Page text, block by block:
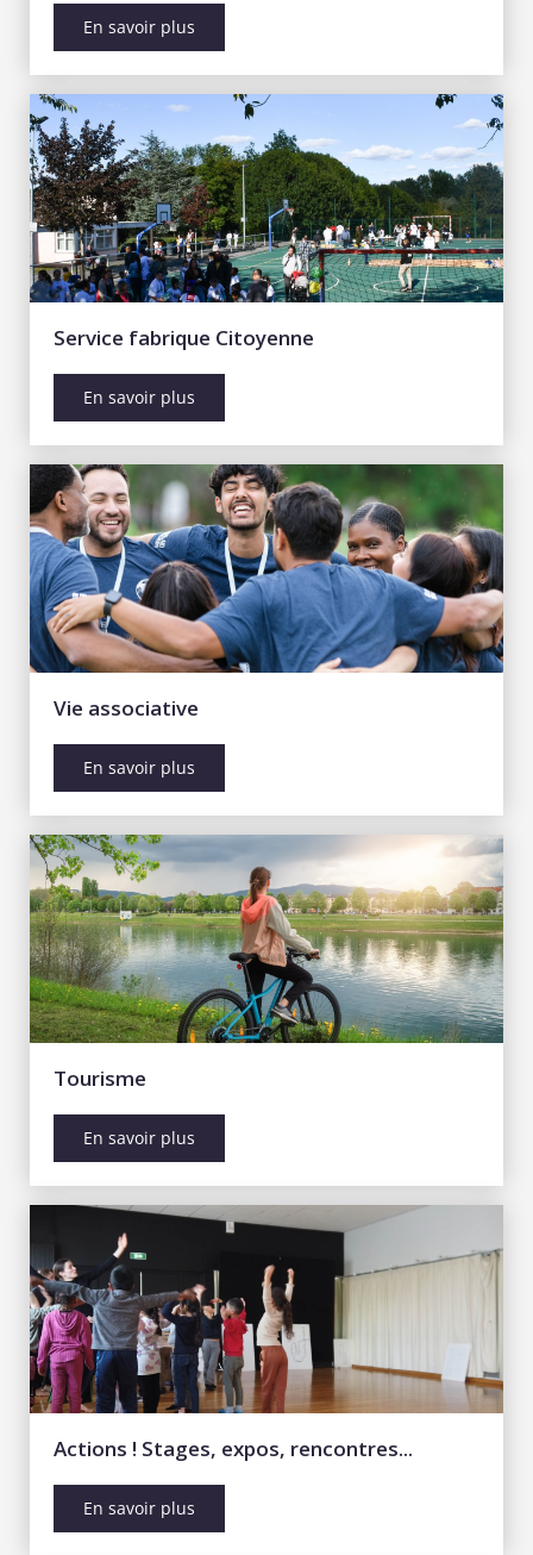
En savoir plus
Service fabrique Citoyenne
En savoir plus
Vie associative
En savoir plus
Tourisme
En savoir plus
Actions ! Stages, expos, rencontres...
En savoir plus